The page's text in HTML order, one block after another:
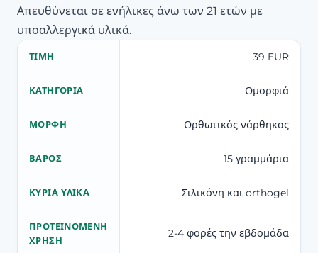
Απευθύνεται σε ενήλικες άνω των 21 ετών με
υποαλλεργικά υλικά.
ΤΙΜΉ 39 EUR
ΚΑΤΗΓΟΡΊΑ Ομορφιά
ΜΟΡΦΉ Ορθωτικός νάρθηκας
ΒΆΡΟΣ 15 γραμμάρια
ΚΎΡΙΑ ΥΛΙΚΆ Σιλικόνη και orthogel
ΠΡΟΤΕΙΝΌΜΕΝΗ
ΧΡΉΣΗ
2-4 φορές την εβδομάδα